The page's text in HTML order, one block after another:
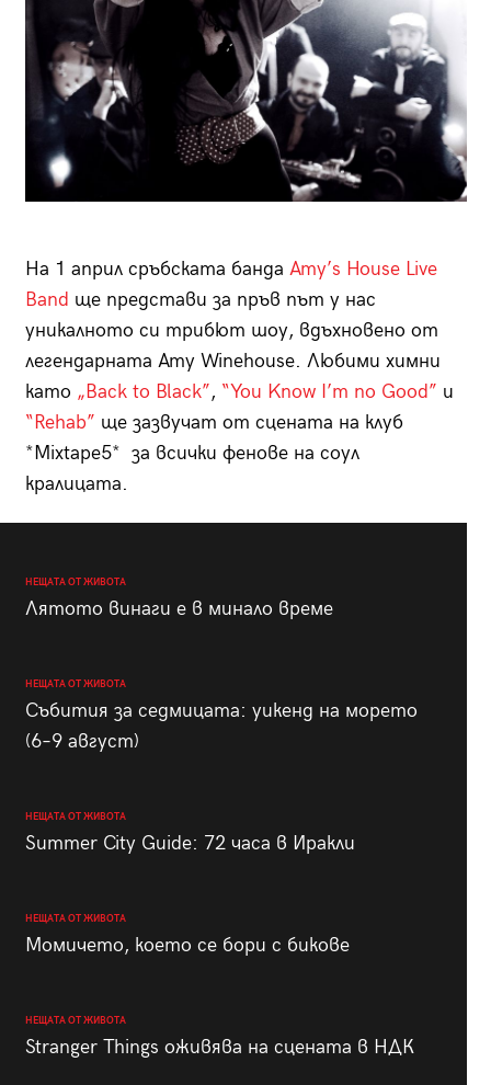
На 1 април сръбската банда Amy’s House Live
Band ще представи за пръв път у нас
уникалното си трибют шоу, вдъхновено от
легендарната Amy Winehouse. Любими химни
като „Back to Black”, “You Know I’m no Good” и
“Rehab” ще зазвучат от сцената на клуб
*Mixtape5* за всички фенове на соул
кралицата.
НЕЩАТА ОТ ЖИВОТА
Лятото винаги е в минало време
НЕЩАТА ОТ ЖИВОТА
Събития за седмицата: уикенд на морето
(6–9 август)
НЕЩАТА ОТ ЖИВОТА
Summer City Guide: 72 часа в Иракли
НЕЩАТА ОТ ЖИВОТА
Момичето, което се бори с бикове
НЕЩАТА ОТ ЖИВОТА
Stranger Things оживява на сцената в НДК